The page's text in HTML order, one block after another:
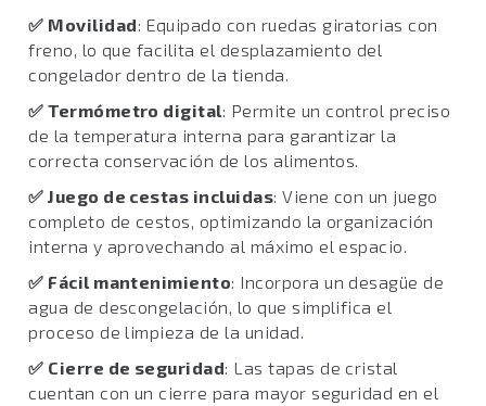
✅ Movilidad: Equipado con ruedas giratorias con
freno, lo que facilita el desplazamiento del
congelador dentro de la tienda.
✅Termómetro digital: Permite un control preciso
de la temperatura interna para garantizar la
correcta conservación de los alimentos.
✅Juego de cestas incluidas: Viene con un juego
completo de cestos, optimizando la organización
interna y aprovechando al máximo el espacio.
✅ Fácil mantenimiento: Incorpora un desagüe de
agua de descongelación, lo que simplifica el
proceso de limpieza de la unidad.
✅ Cierre de seguridad: Las tapas de cristal
cuentan con un cierre para mayor seguridad en el